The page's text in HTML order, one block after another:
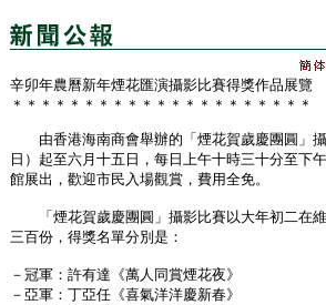
辛卯年農曆新年煙花匯演攝影比賽得獎作品展覽
＊＊＊＊＊＊＊＊＊＊＊＊＊＊＊＊＊＊＊＊＊
由香港海南商會舉辦的「煙花賀歲慶團圓」
日）起至六月十五日，每日上午十時三十分至下
館展出，歡迎市民入場觀賞，費用全免。
「煙花賀歲慶團圓」攝影比賽以大年初二在維
三百份，得獎名單分別是：
－冠軍：許有達《萬人同賞煙花夜》
－亞軍：丁亞任《喜氣洋洋慶新春》